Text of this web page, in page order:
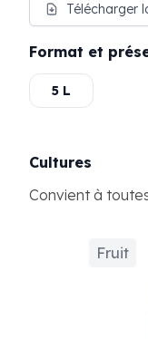
Télécharger
Format et
5 L
Cultures
Convient à
Fruit